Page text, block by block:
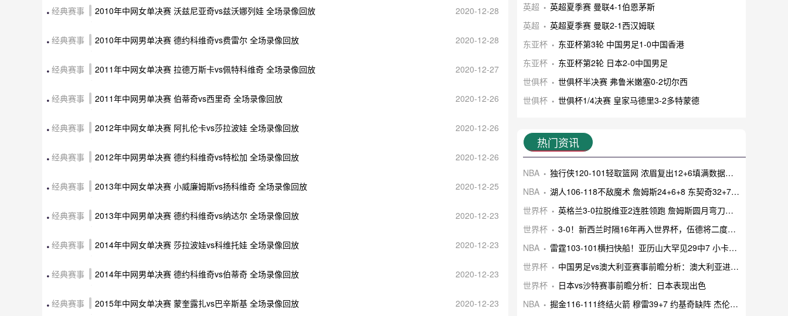
经典赛事 2010年中网女单决赛 沃兹尼亚奇vs兹沃娜列娃 全场录像回放 2020-12-28
经典赛事 2010年中网男单决赛 德约科维奇vs费雷尔 全场录像回放 2020-12-28
经典赛事 2011年中网女单决赛 拉德万斯卡vs佩特科维奇 全场录像回放 2020-12-27
经典赛事 2011年中网男单决赛 伯蒂奇vs西里奇 全场录像回放 2020-12-26
经典赛事 2012年中网女单决赛 阿扎伦卡vs莎拉波娃 全场录像回放 2020-12-26
经典赛事 2012年中网男单决赛 德约科维奇vs特松加 全场录像回放 2020-12-26
经典赛事 2013年中网女单决赛 小威廉姆斯vs扬科维奇 全场录像回放 2020-12-25
经典赛事 2013年中网男单决赛 德约科维奇vs纳达尔 全场录像回放 2020-12-23
经典赛事 2014年中网女单决赛 莎拉波娃vs科维托娃 全场录像回放 2020-12-23
经典赛事 2014年中网男单决赛 德约科维奇vs伯蒂奇 全场录像回放 2020-12-23
经典赛事 2015年中网女单决赛 蒙奎露扎vs巴辛斯基 全场录像回放 2020-12-23
英超
英超夏季赛 曼联4-1伯恩茅斯
英超
英超夏季赛 曼联2-1西汉姆联
东亚杯
东亚杯第3轮 中国男足1-0中国香港
东亚杯
东亚杯第2轮 日本2-0中国男足
世俱杯
世俱杯半决赛 弗鲁米嫩塞0-2切尔西
世俱杯
世俱杯1/4决赛 皇家马德里3-2多特蒙德
热门资讯
NBA
独行侠120-101轻取篮网 浓眉复出12+6填满数据栏 马绍尔22分
NBA
湖人106-118不敌魔术 詹姆斯24+6+8 东契奇32+7+7 小瓦32+8
世界杯
英格兰3-0拉脱维亚2连胜领跑 詹姆斯圆月弯刀凯恩埃泽建功
世界杯
3-0！新西兰时隔16年再入世界杯，伍德将二度征战
NBA
雷霆103-101横扫快船！亚历山大罕见29中7 小卡25+10 哈登14中4
世界杯
中国男足vs澳大利亚赛事前瞻分析：澳大利亚进攻不俗
世界杯
日本vs沙特赛事前瞻分析：日本表现出色
NBA
掘金116-111终结火箭 穆雷39+7 约基奇缺阵 杰伦-格林30分